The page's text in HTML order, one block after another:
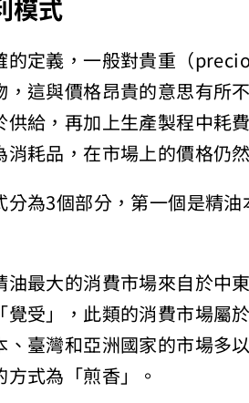
定義，一般對貴重（
這與價格昂貴的意思有
給，再加上生產製程中
耗品，在市場上的價格仍
為3個部分，第一個是精
最大的消費市場來自於
受」，此類的消費市場
臺灣和亞洲國家的市場多
式為「煎香」。